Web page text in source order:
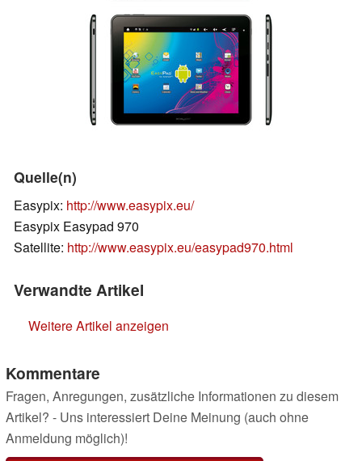
Quelle(n)
Easypix: http://www.easypix.eu/
Easypix Easypad 970
Satellite: http://www.easypix.eu/easypad970.html
Verwandte Artikel
Weitere Artikel anzeigen
Kommentare
Fragen, Anregungen, zusätzliche Informationen zu diesem
Artikel? - Uns interessiert Deine Meinung (auch ohne
Anmeldung möglich)!